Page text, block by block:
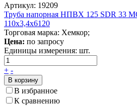
Артикул: 19209
Труба напорная НПВХ 125 SDR 33
110x3,4x6120
Торговая марка: Хемкор;
Цена: по запросу
Единицы измерения: шт.
+ -
В корзину
В избранное
К сравнению